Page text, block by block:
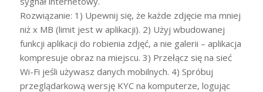
Rozwiązanie: 1) Upewnij się, że każde zdjęcie ma mniej
niż x MB (limit jest w aplikacji). 2) Użyj wbudowanej
funkcji aplikacji do robienia zdjęć, a nie galerii – aplikacja
kompresuje obraz na miejscu. 3) Przełącz się na sieć
Wi-Fi jeśli używasz danych mobilnych. 4) Spróbuj
przeglądarkową wersję KYC na komputerze, logując